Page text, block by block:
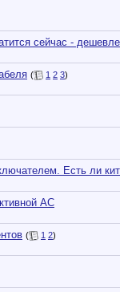
сейчас -
( 1 2 3)
Есть ли
АС
( 1 2)